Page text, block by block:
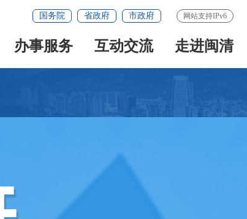
网站支持IPv6
国务院 省政府 市政府
办事服务 互动交流 走进闽清